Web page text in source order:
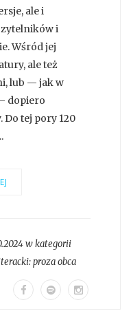
ale i
i
Wśród jej
ale też
lub — jak w
dopiero
tej pory 120
w kategorii
proza obca